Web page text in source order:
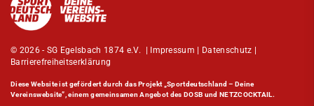
© 2026 - SG Egelsbach 1874 e.V. | Impressum | Datenschutz |
Barrierefreiheitserklärung
Diese Website ist gefördert durch das Projekt„Sportdeutschland – Deine
Vereinswebsite”, einem gemeinsamen Angebot des DOSB und NETZCOCKTAIL.